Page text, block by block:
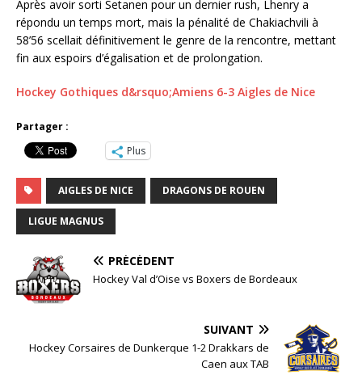
Après avoir sorti Setanen pour un dernier rush, Lhenry a
répondu un temps mort, mais la pénalité de Chakiachvili à
58’56 scellait définitivement le genre de la rencontre, mettant
fin aux espoirs d’égalisation et de prolongation.
Hockey Gothiques d&rsquo;Amiens 6-3 Aigles de Nice
Partager :
Plus
AIGLES DE NICE DRAGONS DE ROUEN
LIGUE MAGNUS
PRÉCÉDENT
Hockey Val d’Oise vs Boxers de Bordeaux
SUIVANT
Hockey Corsaires de Dunkerque 1-2 Drakkars de
Caen aux TAB